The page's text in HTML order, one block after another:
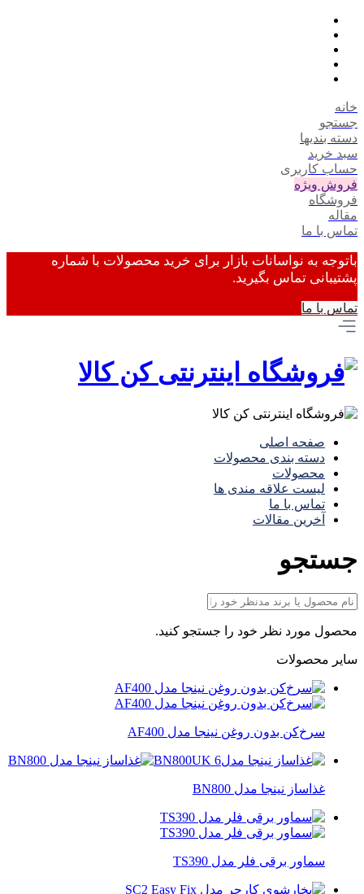
خانه
جستجو
دسته بندیها
سبد خرید
حساب کاربری
فروش ویژه
فروشگاه
مقاله
تماس با ما
باتوجه به نواسانات بازار برای خرید محصولات با شماره
پشتیبانی تماس بگیرید.
تماس با ما
صفحه اصلی
دسته بندی محصولات
محصولات
لیست علاقه مندی ها
تماس با ما
آخرین مقالات
جستجو
محصول مورد نظر خود را جستجو کنید.
سایر محصولات
سرخ‌کن بدون روغن نینجا مدل AF400
غذاساز نینجا مدل BN800
سماور برقی فلر مدل TS390